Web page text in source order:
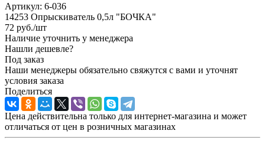
Артикул: 6-036
14253 Опрыскиватель 0,5л "БОЧКА"
72 руб./шт
Наличие уточнить у менеджера
Нашли дешевле?
Под заказ
Наши менеджеры обязательно свяжутся с вами и уточнят
условия заказа
Поделиться
Цена действительна только для интернет-магазина и может
отличаться от цен в розничных магазинах